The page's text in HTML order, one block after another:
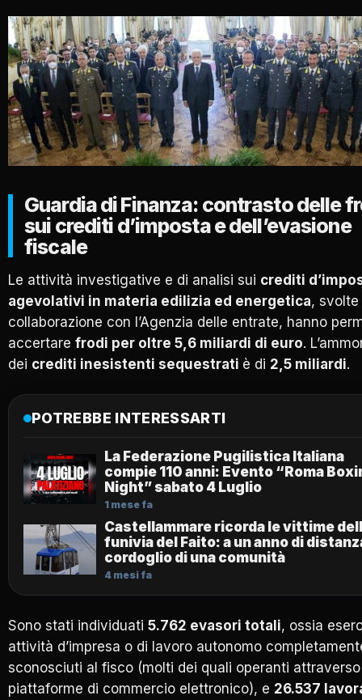
Guardia di Finanza: contrasto delle
sui crediti d’imposta e dell’evasione
fiscale
Le attività investigative e di analisi sui crediti
agevolativi in materia edilizia ed energetica, svolte
collaborazione con l’Agenzia delle entrate, hanno
accertare frodi per oltre 5,6 miliardi di euro.
dei crediti inesistenti sequestrati è di 2,5 miliardi.
POTREBBE INTERESSARTI
La Federazione Pugilistica Italiana
compie 110 anni: Evento “Roma
Night” sabato 4 Luglio
1 mese fa
Castellammare ricorda le vittime
funivia del Faito: a un anno di
cordoglio di una comunità
4 mesi fa
Sono stati individuati 5.762 evasori totali, ossia
attività d’impresa o di lavoro autonomo
sconosciuti al fisco (molti dei quali operanti attraverso
piattaforme di commercio elettronico), e 26.537